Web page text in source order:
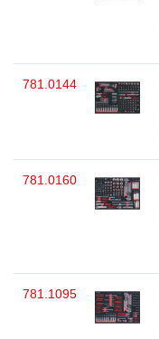
781.0144
781.0160
781.1095